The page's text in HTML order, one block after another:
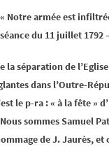
Notre armée est
du 11 juillet 1792
la séparation de
dans l’Outre-
le p-ra : « à la fête »
sommes Samuel
de J. Jaurès,